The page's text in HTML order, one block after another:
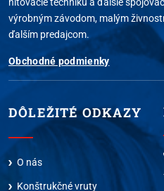
výrobným závodom, malým
ďalším predajcom.
Obchodné podmienky
DÔLEŽITÉ ODKAZY
O nás
Konštrukčné vruty